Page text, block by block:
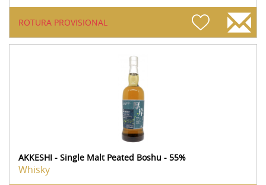
ROTURA PROVISIONAL
AKKESHI - Single Malt Peated Boshu - 55%
Whisky